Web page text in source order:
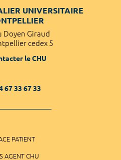
UNIVERSITAIRE
Doyen Giraud
cedex 5
le CHU
67 33 67 33
PATIENT
AGENT CHU